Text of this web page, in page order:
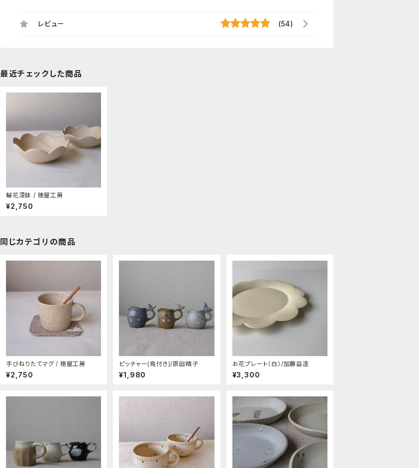
レビュー (54)
最近チェックした商品
輪花深鉢 / 穂屋工房
¥2,750
同じカテゴリの商品
手びねりたてマグ / 穂屋工房
¥2,750
ピッチャー(鳥付き)/原田晴子
¥1,980
お花プレート（白）/加藤益造
¥3,300